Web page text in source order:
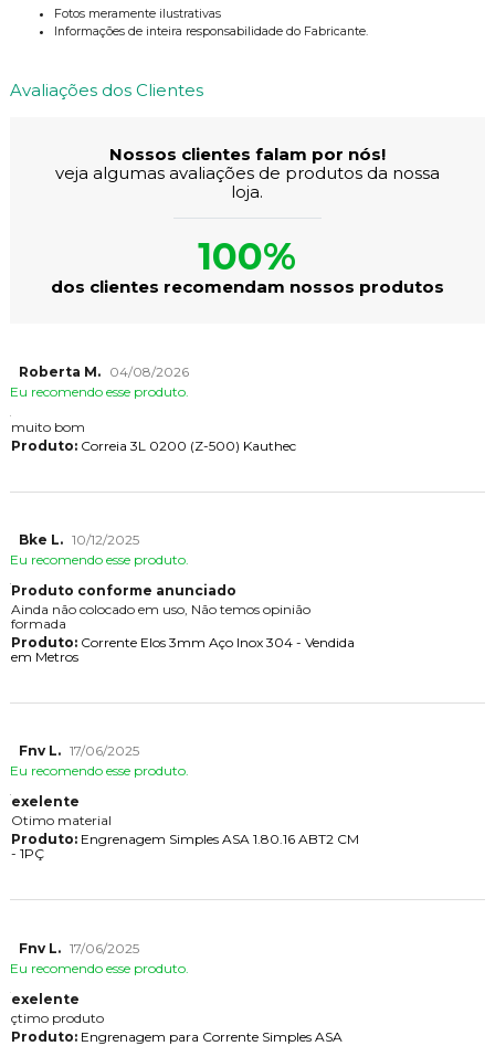
Fotos meramente ilustrativas
Informações de inteira responsabilidade do Fabricante.
Avaliações dos Clientes
Nossos clientes falam por nós!
veja algumas avaliações de produtos da nossa
loja.
100%
dos clientes recomendam nossos produtos
Roberta M.
04/08/2026
Eu recomendo esse produto.
muito bom
Produto:Correia 3L 0200 (Z-500) Kauthec
Bke L. 10/12/2025
Eu recomendo esse produto.
Produto conforme anunciado
Ainda não colocado em uso, Não temos opinião
formada
Produto:Corrente Elos 3mm Aço Inox 304 - Vendida
em Metros
Fnv L. 17/06/2025
Eu recomendo esse produto.
exelente
Otimo material
Produto:Engrenagem Simples ASA 1.80.16 ABT2 CM
- 1PÇ
Fnv L. 17/06/2025
Eu recomendo esse produto.
exelente
çtimo produto
Produto:Engrenagem para Corrente Simples ASA